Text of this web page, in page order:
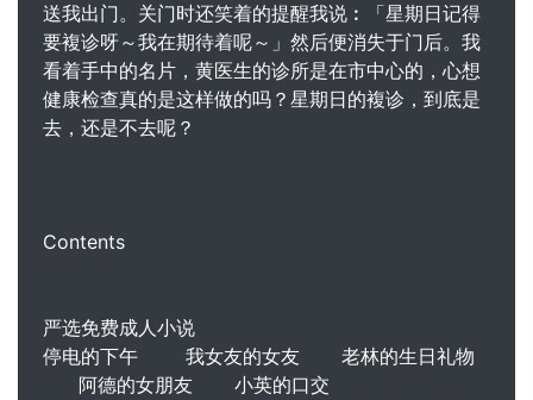
送我出门。关门时还笑着的提醒我说︰「星期日记得
要複诊呀～我在期待着呢～」然后便消失于门后。我
看着手中的名片，黄医生的诊所是在市中心的，心想
健康检查真的是这样做的吗？星期日的複诊，到底是
去，还是不去呢？
Contents
严选免费成人小说
停电的下午 我女友的女友 老林的生日礼物
阿德的女朋友 小英的口交